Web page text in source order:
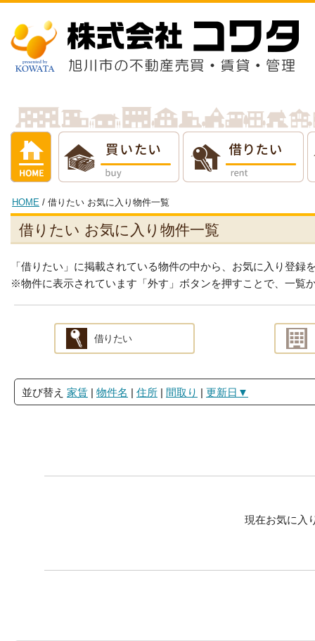
HOME / 借りたい お気に入り物件一覧
借りたい お気に入り物件一覧
「借りたい」に掲載されている物件の中から、お気に入り登録
※物件に表示されています「外す」ボタンを押すことで、一覧
借りたい
並び替え 家賃 | 物件名 | 住所 | 間取り | 更新日▼
現在お気に入